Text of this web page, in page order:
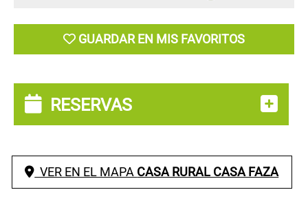
GUARDAR EN MIS FAVORITOS
RESERVAS
VER EN EL MAPA CASA RURAL CASA FAZA